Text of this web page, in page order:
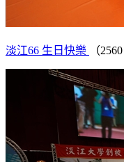
淡江66 生日快樂 （